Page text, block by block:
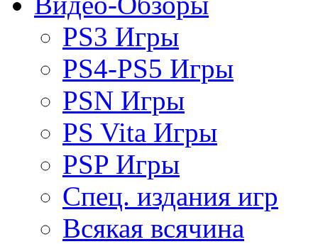
PS3 Игры
PS4-PS5 Игры
PSN Игры
PS Vita Игры
PSP Игры
Спец. издания игр
Всякая всячина